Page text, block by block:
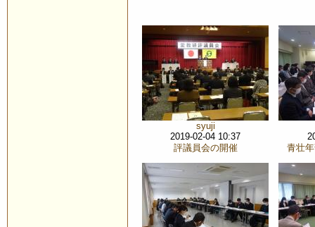
syuji
2019-02-04 10:37
評議員会の開催
青壮